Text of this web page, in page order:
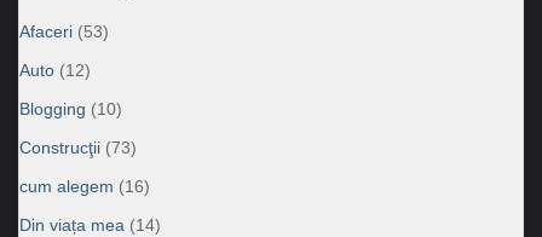
Afaceri (53)
Auto (12)
Blogging (10)
Construcţii (73)
cum alegem (16)
Din viața mea (14)